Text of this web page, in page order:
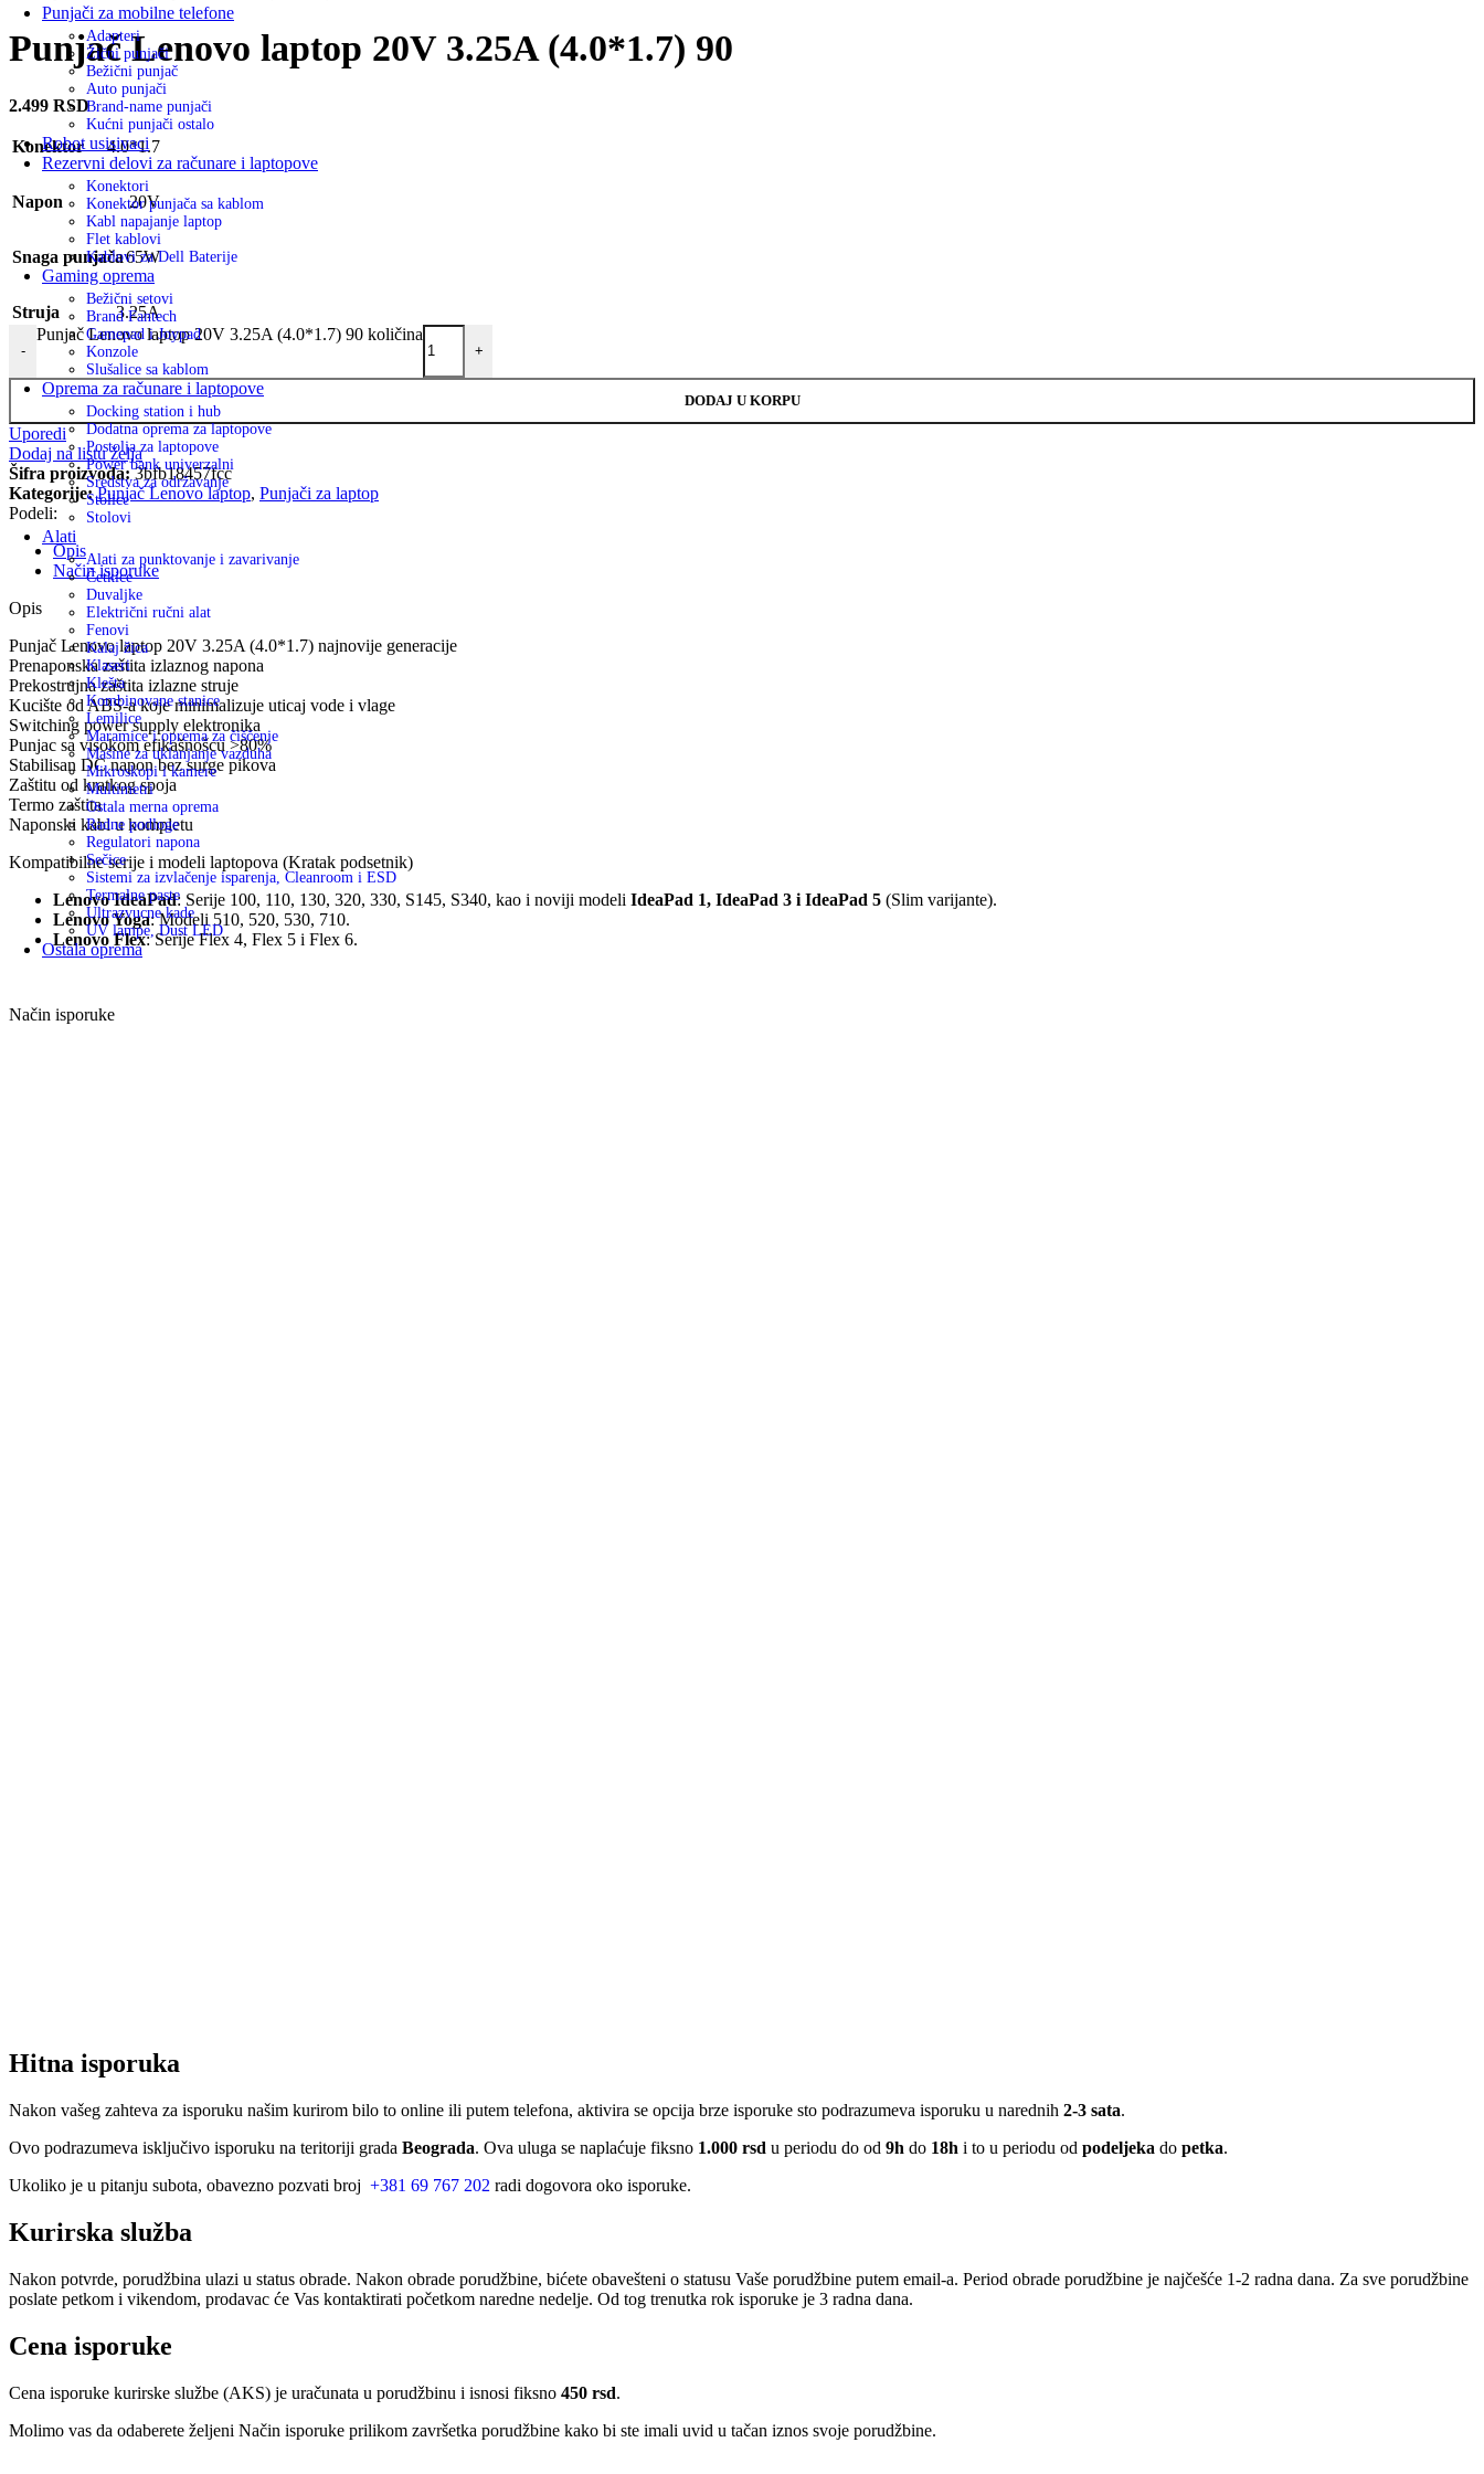
Punjači za mobilne telefone
Adapteri
Žični punjači
Bežični punjač
Auto punjači
Brand-name punjači
Kućni punjači ostalo
Robot usisivaci
Rezervni delovi za računare i laptopove
Konektori
Konektor punjača sa kablom
Kabl napajanje laptop
Flet kablovi
Kablovi za Dell Baterije
Gaming oprema
Bežični setovi
Brand Fantech
Gamepad i Joypad
Konzole
Slušalice sa kablom
Oprema za računare i laptopove
Docking station i hub
Dodatna oprema za laptopove
Postolja za laptopove
Power bank univerzalni
Sredstva za održavanje
Stolice
Stolovi
Alati
Alati za punktovanje i zavarivanje
Četkice
Duvaljke
Električni ručni alat
Fenovi
Kalaj žica
Klaseri
Klešta
Kombinovane stanice
Lemilice
Maramice i oprema za čiščenje
Mašine za uklanjanje vazduha
Mikroskopi i kamere
Multimetri
Ostala merna oprema
Radne podloge
Regulatori napona
Sečice
Sistemi za izvlačenje isparenja, Cleanroom i ESD
Termalne paste
Ultrazvucne kade
UV lampe, Dust LED
Ostala oprema
Punjač Lenovo laptop 20V 3.25A (4.0*1.7) 90
2.499 RSD
Konektor 4.0*1.7
Napon 20V
Snaga punjača65W
Struja 3.25A
-
Punjač Lenovo laptop 20V 3.25A (4.0*1.7) 90 količina
+
DODAJ U KORPU
Uporedi
Dodaj na listu želja
Šifra proizvoda:3bfb18457fcc
Kategorije: Punjač Lenovo laptop, Punjači za laptop
Podeli:
Opis
Način isporuke
Opis
Punjač Lenovo laptop 20V 3.25A (4.0*1.7) najnovije generacije
Prenaponska zaštita izlaznog napona
Prekostrujna zaštita izlazne struje
Kucište od ABS-a koje minimalizuje uticaj vode i vlage
Switching power supply elektronika
Punjac sa visokom efikašnošcu >80%
Stabilisan DC napon bez surge pikova
Zaštitu od kratkog spoja
Termo zaštita
Naponski kabl u kompletu
Kompatibilne serije i modeli laptopova (Kratak podsetnik)
Lenovo IdeaPad: Serije 100, 110, 130, 320, 330, S145, S340, kao i noviji modeli IdeaPad 1, IdeaPad 3 i IdeaPad 5 (Slim varijante).
Lenovo Yoga: Modeli 510, 520, 530, 710.
Lenovo Flex: Serije Flex 4, Flex 5 i Flex 6.
Način isporuke
Hitna isporuka
Nakon vašeg zahteva za isporuku našim kurirom bilo to online ili putem telefona, aktivira se opcija brze isporuke sto podrazumeva isporuku u narednih 2-3 sata.
Ovo podrazumeva isključivo isporuku na teritoriji grada Beograda. Ova uluga se naplaćuje fiksno 1.000 rsd u periodu do od 9h do 18h i to u periodu od podeljeka do petka.
Ukoliko je u pitanju subota, obavezno pozvati broj +381 69 767 202 radi dogovora oko isporuke.
Kurirska služba
Nakon potvrde, porudžbina ulazi u status obrade. Nakon obrade porudžbine, bićete obavešteni o statusu Vaše porudžbine putem email-a. Period obrade porudžbine je najčešće 1-2 radna dana. Za sve porudžbine
poslate petkom i vikendom, prodavac će Vas kontaktirati početkom naredne nedelje. Od tog trenutka rok isporuke je 3 radna dana.
Cena isporuke
Cena isporuke kurirske službe (AKS) je uračunata u porudžbinu i isnosi fiksno 450 rsd.
Molimo vas da odaberete željeni Način isporuke prilikom završetka porudžbine kako bi ste imali uvid u tačan iznos svoje porudžbine.